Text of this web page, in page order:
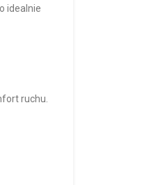
idealnie
ruchu.